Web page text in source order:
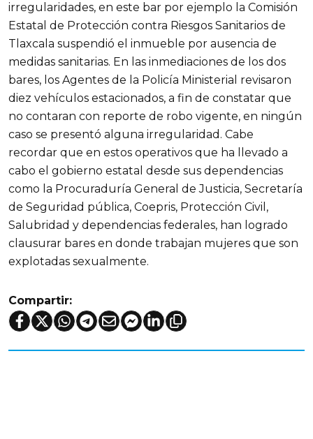
irregularidades, en este bar por ejemplo la Comisión
Estatal de Protección contra Riesgos Sanitarios de
Tlaxcala suspendió el inmueble por ausencia de
medidas sanitarias. En las inmediaciones de los dos
bares, los Agentes de la Policía Ministerial revisaron
diez vehículos estacionados, a fin de constatar que
no contaran con reporte de robo vigente, en ningún
caso se presentó alguna irregularidad. Cabe
recordar que en estos operativos que ha llevado a
cabo el gobierno estatal desde sus dependencias
como la Procuraduría General de Justicia, Secretaría
de Seguridad pública, Coepris, Protección Civil,
Salubridad y dependencias federales, han logrado
clausurar bares en donde trabajan mujeres que son
explotadas sexualmente.
Compartir: